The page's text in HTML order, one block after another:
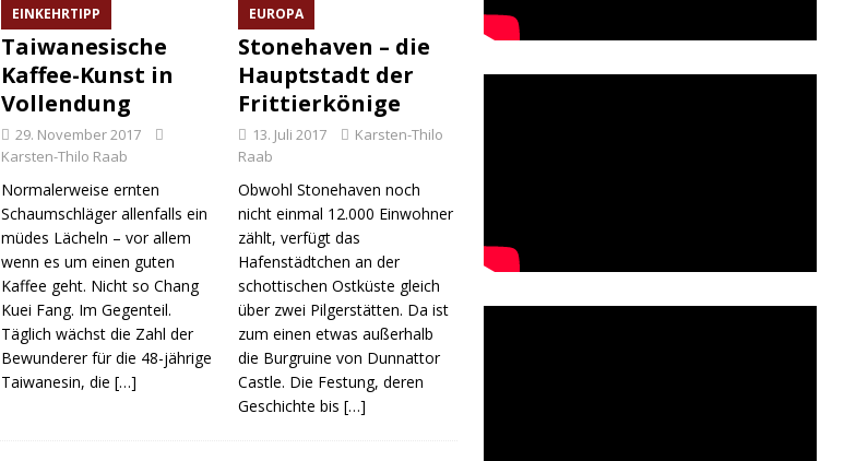
EINKEHRTIPP
Taiwanesische
Kaffee-Kunst in
Vollendung
29. November 2017
Karsten-Thilo Raab
Normalerweise ernten
Schaumschläger allenfalls ein
müdes Lächeln – vor allem
wenn es um einen guten
Kaffee geht. Nicht so Chang
Kuei Fang. Im Gegenteil.
Täglich wächst die Zahl der
Bewunderer für die 48-jährige
Taiwanesin, die […]
EUROPA
Stonehaven – die
Hauptstadt der
Frittierkönige
13. Juli 2017
Karsten-Thilo
Raab
Obwohl Stonehaven noch
nicht einmal 12.000 Einwohner
zählt, verfügt das
Hafenstädtchen an der
schottischen Ostküste gleich
über zwei Pilgerstätten. Da ist
zum einen etwas außerhalb
die Burgruine von Dunnattor
Castle. Die Festung, deren
Geschichte bis […]